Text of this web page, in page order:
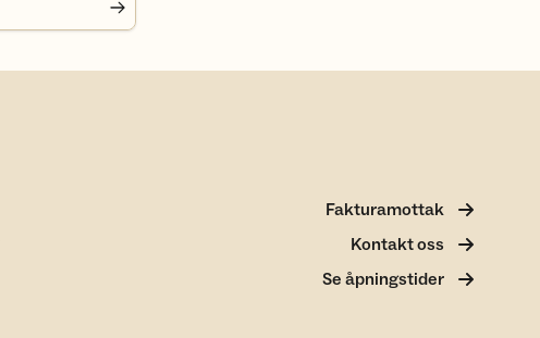
Fakturamottak
Kontakt oss
Se åpningstider